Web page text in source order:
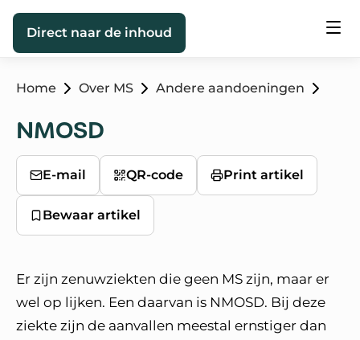
Direct naar de inhoud
Home Over MS Andere aandoeningen
NMOSD
E-mail QR-code Print artikel
Bewaar artikel
Er zijn zenuwziekten die geen MS zijn, maar er
wel op lijken. Een daarvan is NMOSD. Bij deze
ziekte zijn de aanvallen meestal ernstiger dan